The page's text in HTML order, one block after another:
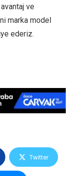
ve
marka model
ederiz.
Twitter